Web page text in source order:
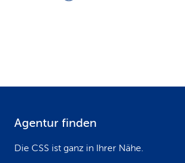
Agentur finden
Die CSS ist ganz in Ihrer Nähe.